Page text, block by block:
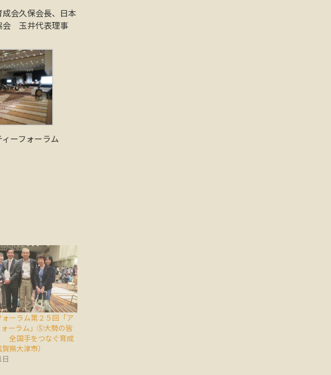
会久保会長、日本
会 玉井代表理事
ーフォーラム
ーラム第２５回「ア
ォーラム」⑤大勢の皆
国手をつなぐ育成
県大津市）